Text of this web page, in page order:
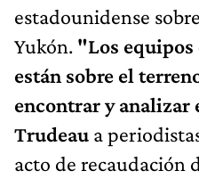
estadounidense
Yukón. "Los equipos
están sobre el
encontrar y analizar
Trudeau a
acto de recaudación